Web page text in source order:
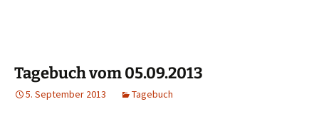
Tagebuch vom 05.09.2013
5. September 2013 Tagebuch